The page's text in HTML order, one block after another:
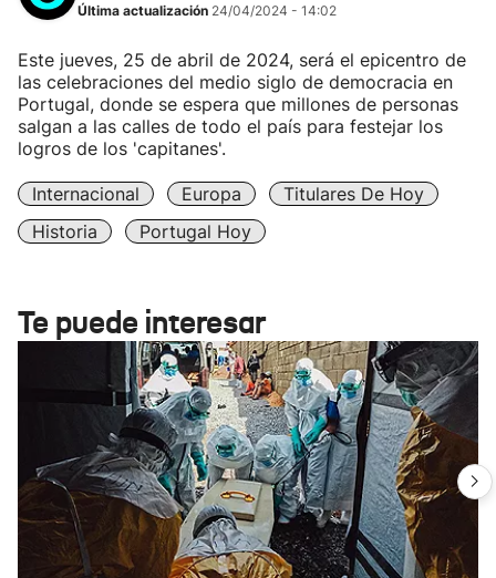
Última actualización 24/04/2024 - 14:02
Este jueves, 25 de abril de 2024, será el epicentro de
las celebraciones del medio siglo de democracia en
Portugal, donde se espera que millones de personas
salgan a las calles de todo el país para festejar los
logros de los 'capitanes'.
Internacional Europa
Titulares De Hoy
Historia
Portugal Hoy
Te puede interesar